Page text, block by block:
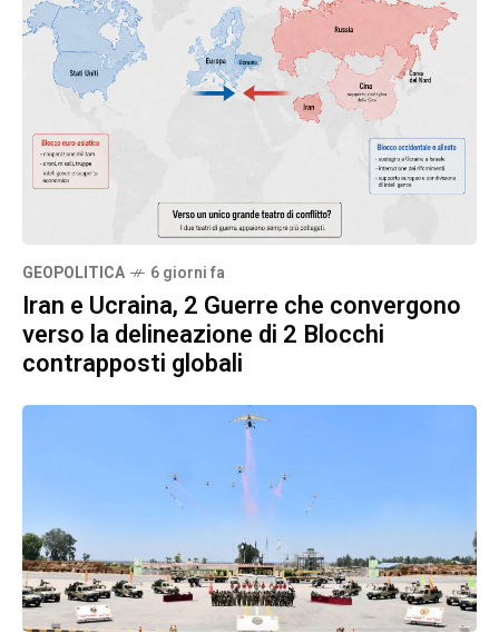
GEOPOLITICA 6 giorni fa
Iran e Ucraina, 2 Guerre che convergono
verso la delineazione di 2 Blocchi
contrapposti globali